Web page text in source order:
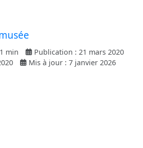
min
Publication : 21 mars 2020
Mis à jour : 7 janvier 2026